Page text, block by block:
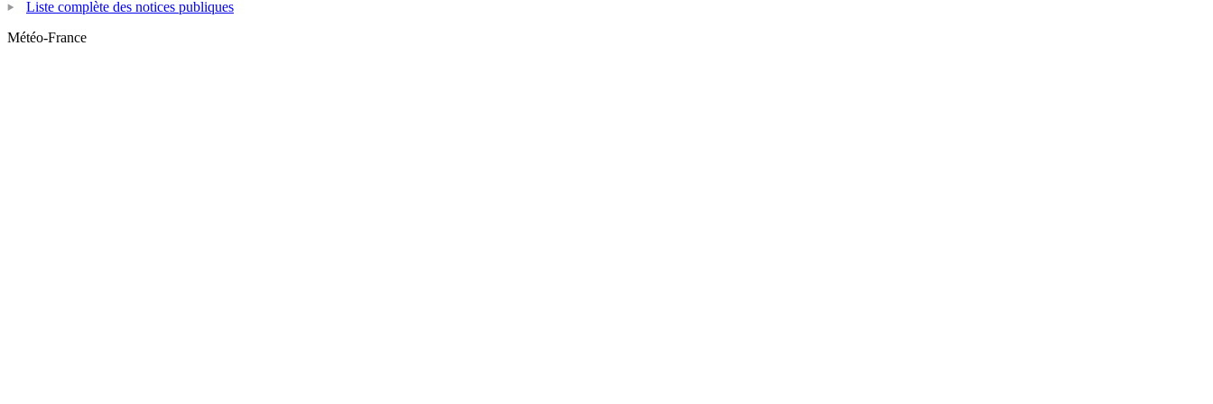
Liste complète des notices publiques
Météo-France